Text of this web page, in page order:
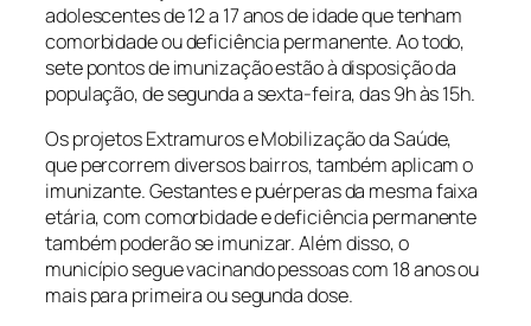
adolescentes de 12 a 17 anos de idade que tenham
comorbidade ou deficiência permanente. Ao todo,
sete pontos de imunização estão à disposição da
população, de segunda a sexta-feira, das 9h às 15h.
Os projetos Extramuros e Mobilização da Saúde,
que percorrem diversos bairros, também aplicam o
imunizante. Gestantes e puérperas da mesma faixa
etária, com comorbidade e deficiência permanente
também poderão se imunizar. Além disso, o
município segue vacinando pessoas com 18 anos ou
mais para primeira ou segunda dose.